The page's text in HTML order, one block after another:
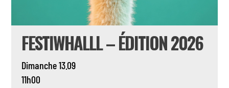
FESTIWHALLL – ÉDITION 2026
Dimanche 13.09
11h00